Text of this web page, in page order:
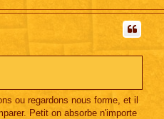
ou regardons nous forme, et il
Petit on absorbe n'importe